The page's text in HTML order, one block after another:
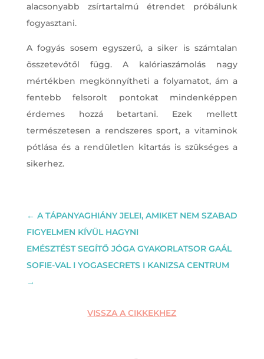
alacsonyabb zsírtartalmú étrendet próbálunk
fogyasztani.
A fogyás sosem egyszerű, a siker is számtalan
összetevőtől függ. A kalóriaszámolás nagy
mértékben megkönnyítheti a folyamatot, ám a
fentebb felsorolt pontokat mindenképpen
érdemes hozzá betartani. Ezek mellett
természetesen a rendszeres sport, a vitaminok
pótlása és a rendületlen kitartás is szükséges a
sikerhez.
← A TÁPANYAGHIÁNY JELEI, AMIKET NEM SZABAD
FIGYELMEN KÍVÜL HAGYNI
EMÉSZTÉST SEGÍTŐ JÓGA GYAKORLATSOR GAÁL
SOFIE-VAL I YOGASECRETS I KANIZSA CENTRUM
→
VISSZA A CIKKEKHEZ